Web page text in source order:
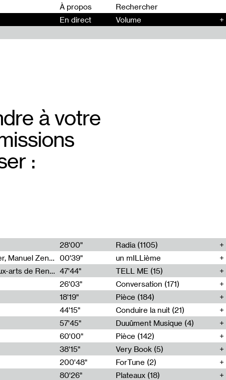
À propos
En direct Volume +
à votre
:
28'00"
Radia (1105)
Cécile Tonizzo, Nicolas Couturier, Manuel Zenner, Aquila Lescene, Curtis Coco, Cyril Magnier 00'39"
un mILLième
Frac Bretagne, Musée des beaux-arts de Rennes 47'44"
TELL ME (15)
26'03"
Conversation (171)
18'19"
Pièce (184)
44'15"
Conduire la nuit (21)
57'45"
Duuûment Musique (4)
60'00"
Pièce (142)
38'15"
Very Book (5)
200'48"
ForTune (2)
80'26"
Plateaux (18)